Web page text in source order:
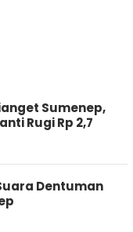
Sumenep,
Rugi Rp 2,7
Dentuman